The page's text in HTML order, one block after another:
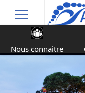
Nous connaitre